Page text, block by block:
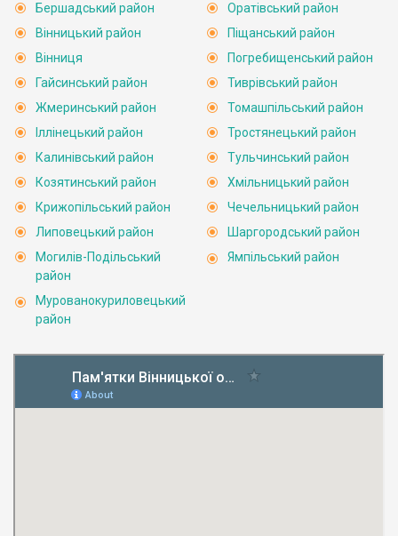
Бершадський район
Вінницький район
Вінниця
Гайсинський район
Жмеринський район
Іллінецький район
Калинівський район
Козятинський район
Крижопільський район
Липовецький район
Могилів-Подільський
район
Мурованокуриловецький
район
Оратівський район
Піщанський район
Погребищенський район
Тиврівський район
Томашпільський район
Тростянецький район
Тульчинський район
Хмільницький район
Чечельницький район
Шаргородський район
Ямпільський район